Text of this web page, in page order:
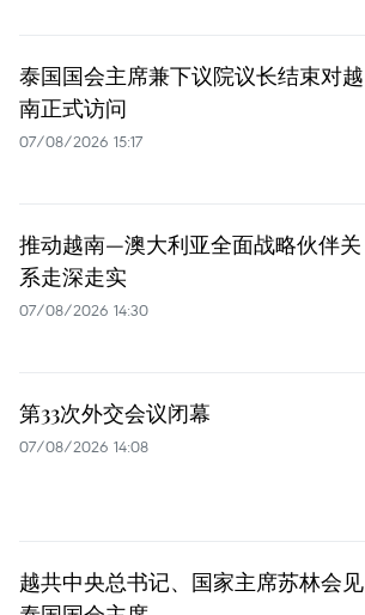
泰国国会主席兼下议院议长结束对越
南正式访问
07/08/2026 15:17
推动越南—澳大利亚全面战略伙伴关
系走深走实
07/08/2026 14:30
第33次外交会议闭幕
07/08/2026 14:08
越共中央总书记、国家主席苏林会见